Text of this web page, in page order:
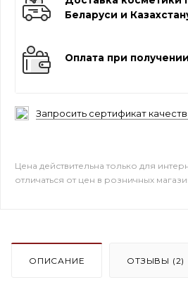
Беларуси и
Оплата при
Запросить сертификат
Цена действительна только для
отличаться от цен в розничных
ОПИСАНИЕ ОТЗЫВЫ (2)